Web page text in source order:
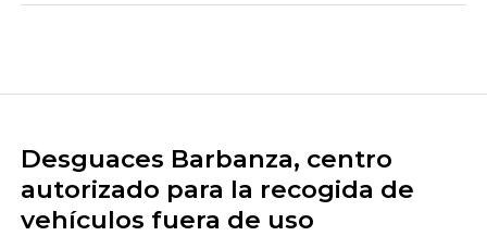
Desguaces Barbanza, centro
autorizado para la recogida de
vehículos fuera de uso